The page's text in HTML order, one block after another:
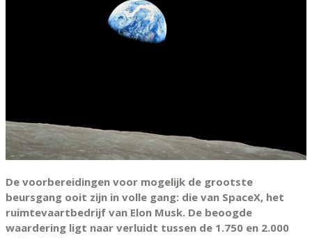
De voorbereidingen voor mogelijk de grootste
beursgang ooit zijn in volle gang: die van SpaceX, het
ruimtevaartbedrijf van Elon Musk. De beoogde
waardering ligt naar verluidt tussen de 1.750 en 2.000